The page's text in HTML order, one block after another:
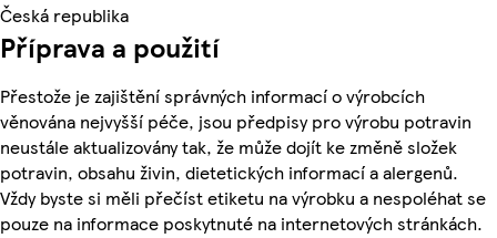
Česká republika
Příprava a použití
Přestože je zajištění správných informací o výrobcích
věnována nejvyšší péče, jsou předpisy pro výrobu potravin
neustále aktualizovány tak, že může dojít ke změně složek
potravin, obsahu živin, dietetických informací a alergenů.
Vždy byste si měli přečíst etiketu na výrobku a nespoléhat se
pouze na informace poskytnuté na internetových stránkách.